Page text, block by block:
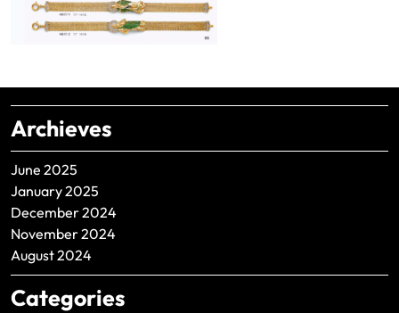
Archieves
June 2025
January 2025
December 2024
November 2024
August 2024
Categories